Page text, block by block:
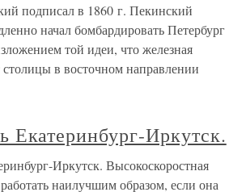
подписал в 1860 г. Пекинский
начал бомбардировать Петербург
той идеи, что железная
столицы в восточном направлении
Екатеринбург-Иркутск.
Иркутск. Высокоскоростная
наилучшим образом, если она